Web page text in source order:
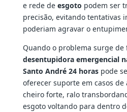
e rede de esgoto podem ser
precisão, evitando tentativas
poderiam agravar o
Quando o problema surge de
desentupidora emergencial
Santo André 24 horaspode
oferecer suporte em casos
cheiro forte, ralo
esgoto voltando para dentro